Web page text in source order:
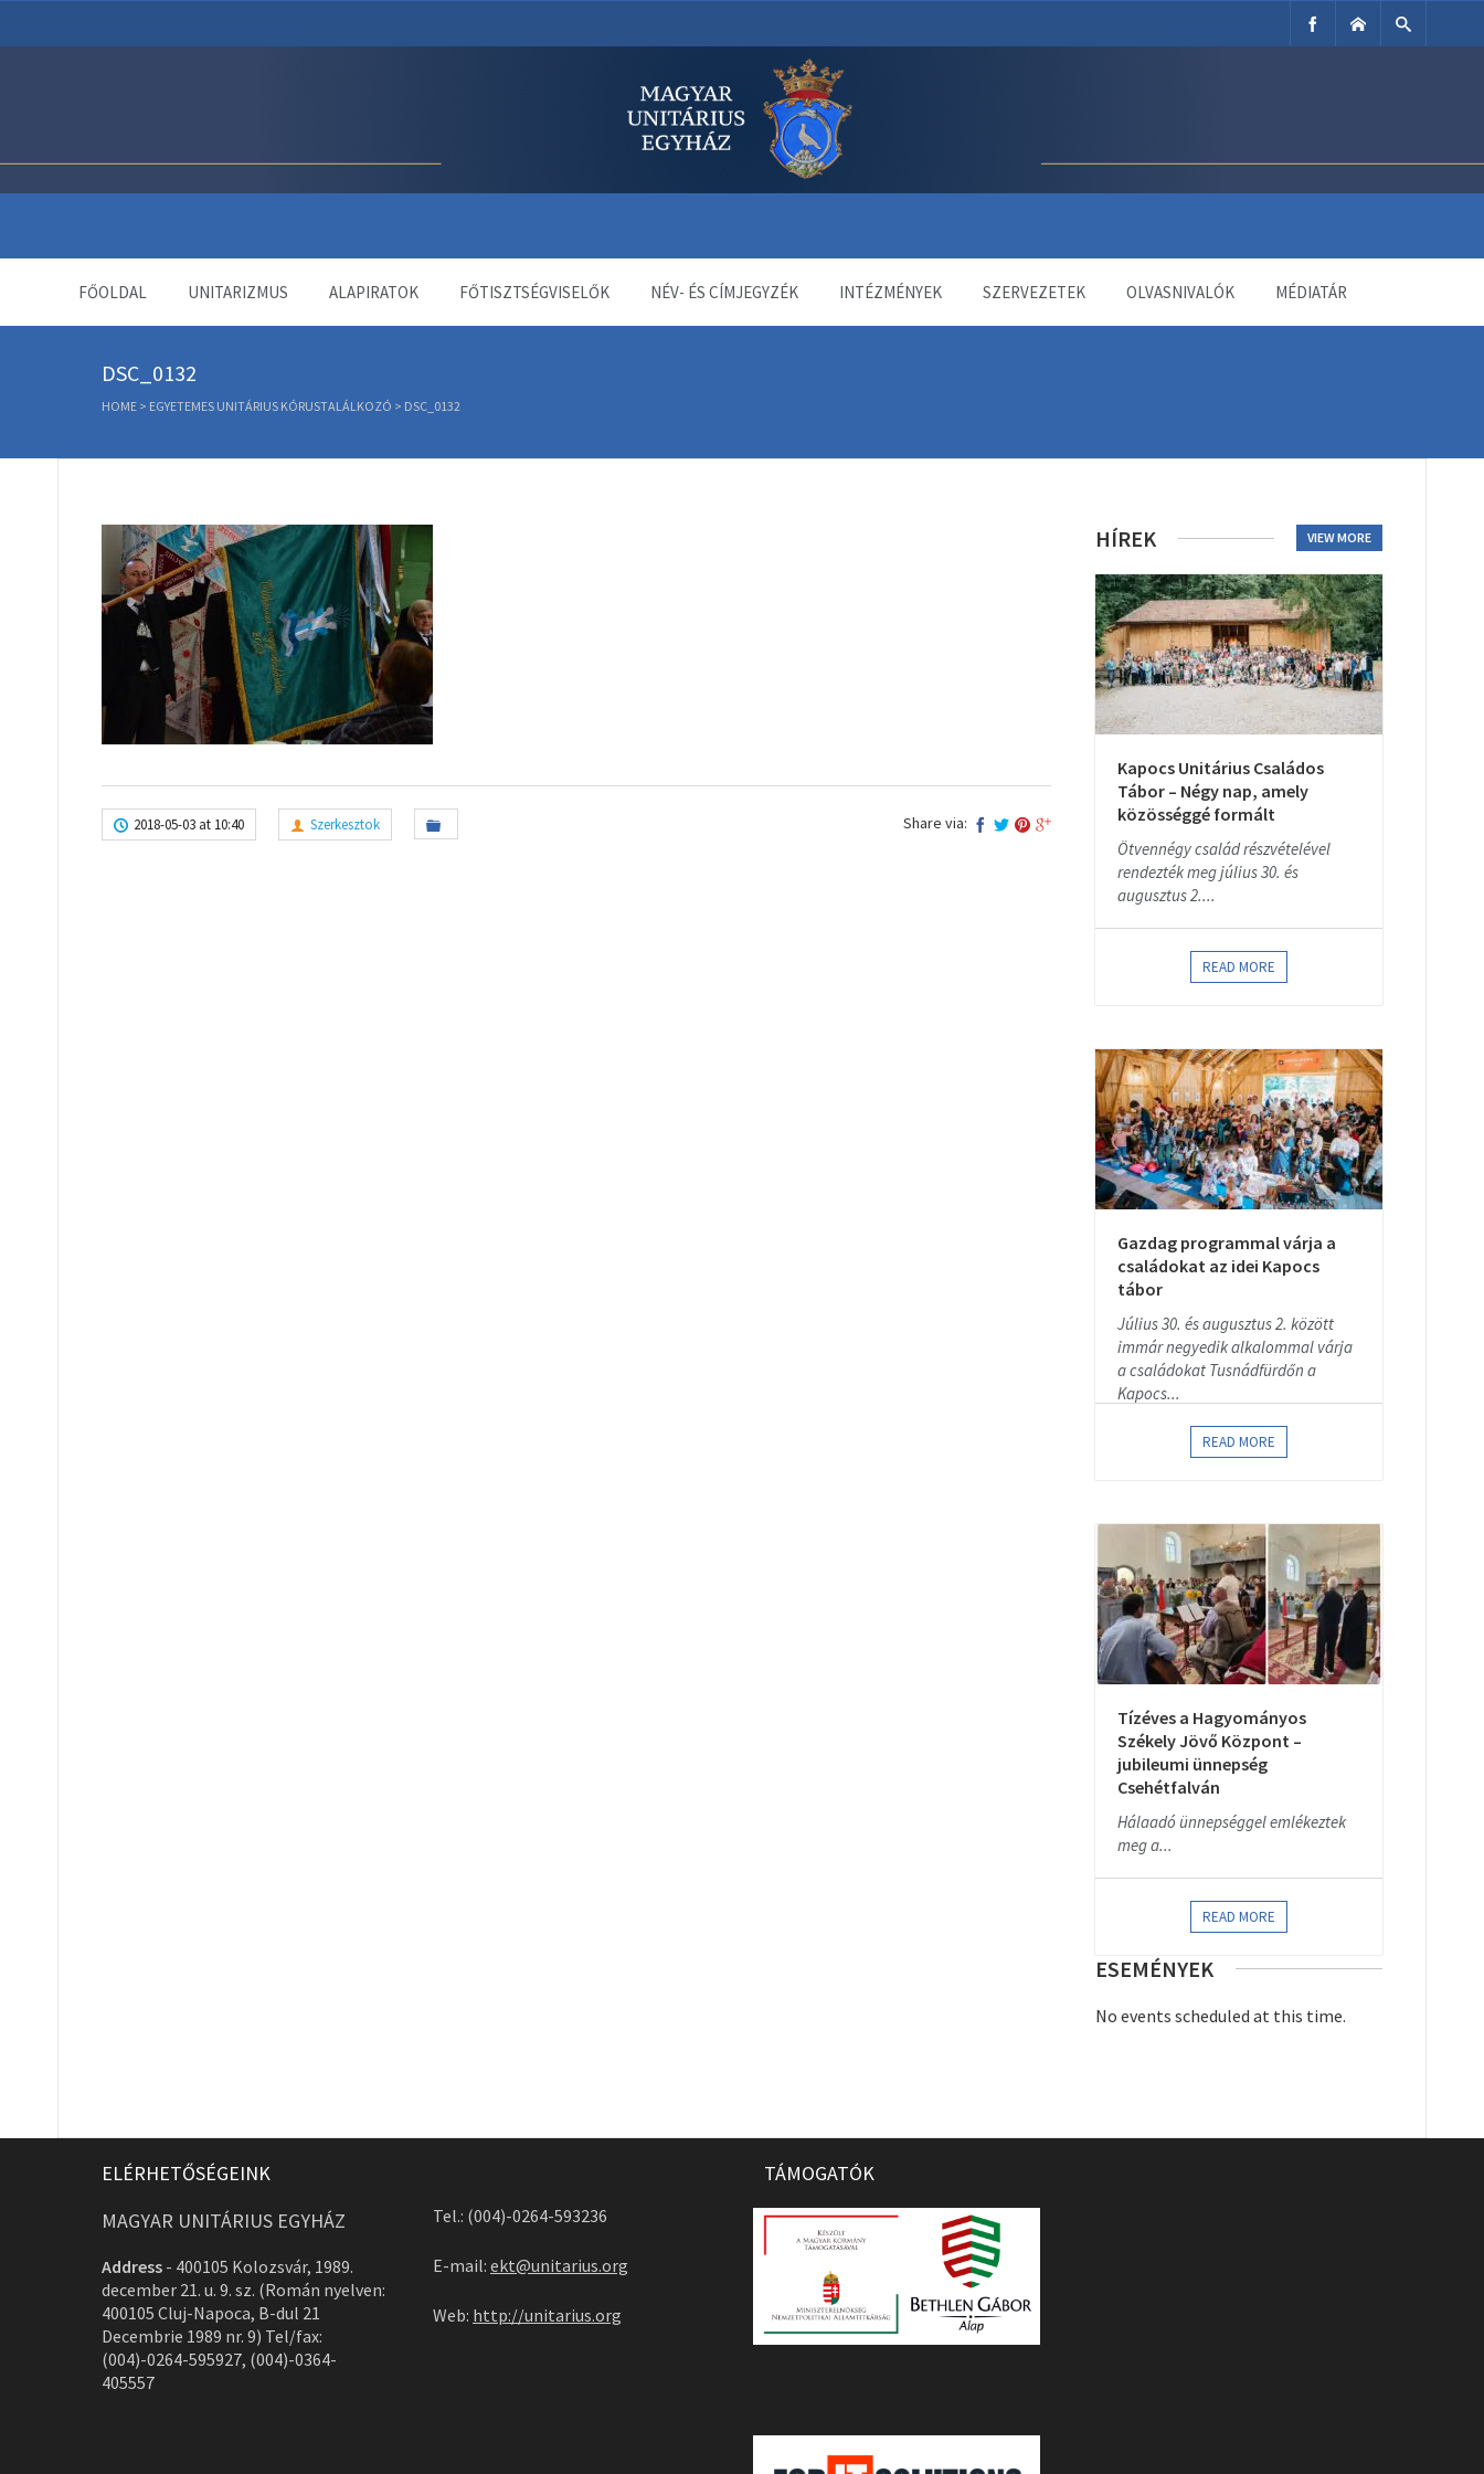
FŐOLDAL UNITARIZMUS ALAPIRATOK FŐTISZTSÉGVISELŐK NÉV- ÉS CÍMJEGYZÉK INTÉZMÉNYEK SZERVEZETEK OLVASNIVALÓK MÉDIATÁR
DSC_0132
HOME > EGYETEMES UNITÁRIUS KÓRUSTALÁLKOZÓ > DSC_0132
2018-05-03 at 10:40 Szerkesztok Share via:
HÍREK VIEW MORE
Kapocs Unitárius Családos
Tábor – Négy nap, amely
közösséggé formált
Ötvennégy család részvételével
rendezték meg július 30. és
augusztus 2....
READ MORE
Gazdag programmal várja a
családokat az idei Kapocs
tábor
Július 30. és augusztus 2. között
immár negyedik alkalommal várja
a családokat Tusnádfürdőn a
Kapocs...
READ MORE
Tízéves a Hagyományos
Székely Jövő Központ –
jubileumi ünnepség
Csehétfalván
Hálaadó ünnepséggel emlékeztek
meg a...
READ MORE
ESEMÉNYEK
No events scheduled at this time.
ELÉRHETŐSÉGEINK
MAGYAR UNITÁRIUS EGYHÁZ
Address - 400105 Kolozsvár, 1989.
december 21. u. 9. sz. (Román nyelven:
400105 Cluj-Napoca, B-dul 21
Decembrie 1989 nr. 9) Tel/fax:
(004)-0264-595927, (004)-0364-
405557
Tel.: (004)-0264-593236
E-mail: ekt@unitarius.org
Web: http://unitarius.org
TÁMOGATÓK